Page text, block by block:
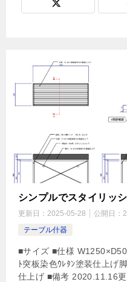
シンプルでスタイリッ
更新日： 2025-05-28 公開日：
テーブル什器
■サイズ ■仕様
ﾄ突板染色ｳﾚﾀﾝ塗装仕上げ
仕上げ ■備考 2020.11.16